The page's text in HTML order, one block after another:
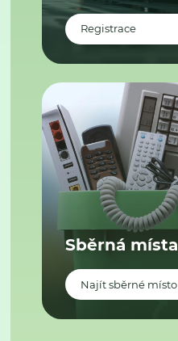
Registrace
Sběrná místa
Najít sběrné místo